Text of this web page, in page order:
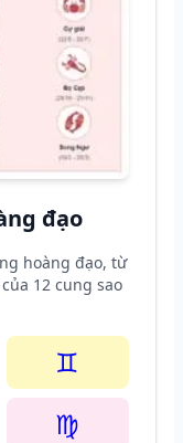
đạo
hoàng đạo, từ
12 cung sao
♊
♍